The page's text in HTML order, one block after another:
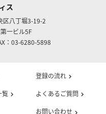
ス
区八丁堀3-19-2
一ビル5F
：03-6280-5898
登録の流れchevron_right
覧chevron_right よくあるご質問 chevron_right
お問い合わせ